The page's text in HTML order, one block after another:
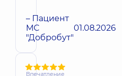
– Пациент
МС
"Добробут"
01.08.2026
Впечатление